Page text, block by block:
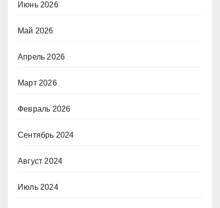
Июнь 2026
Май 2026
Апрель 2026
Март 2026
Февраль 2026
Сентябрь 2024
Август 2024
Июль 2024